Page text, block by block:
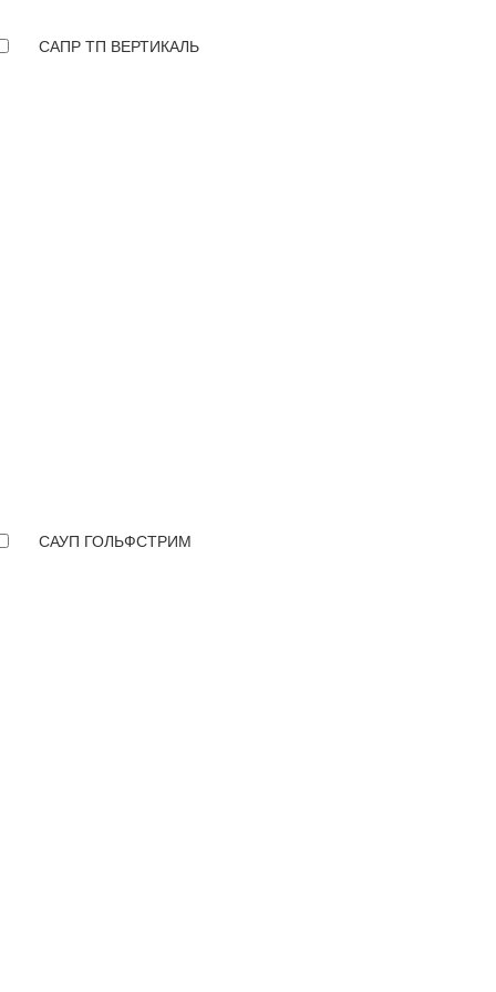
САПР ТП ВЕРТИКАЛЬ
САУП ГОЛЬФСТРИМ